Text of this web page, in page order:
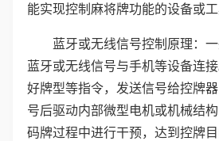
能实现控制麻将牌功能的设备或工
蓝牙或无线信号控制原理：
蓝牙或无线信号与手机等设备连
好牌型等指令，发送信号给控牌
号后驱动内部微型电机或机械结构
码牌过程中进行干预，达到控牌目